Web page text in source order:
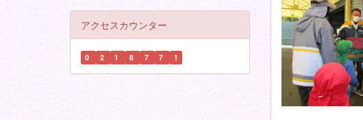
アクセスカウンター
0 2 1 8 7 7 1